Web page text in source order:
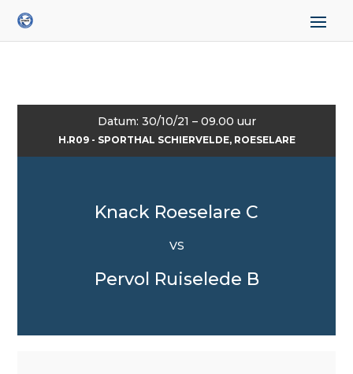
Datum: 30/10/21 – 09.00 uur
H.R09 - SPORTHAL SCHIERVELDE, ROESELARE
Knack Roeselare C
VS
Pervol Ruiselede B